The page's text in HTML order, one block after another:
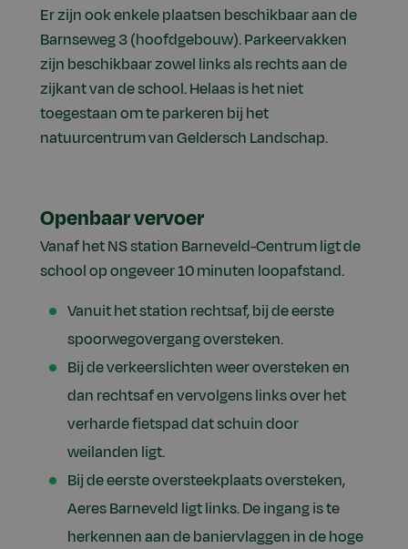
Er zijn ook enkele plaatsen beschikbaar aan de
Barnseweg 3 (hoofdgebouw). Parkeervakken
zijn beschikbaar zowel links als rechts aan de
zijkant van de school. Helaas is het niet
toegestaan om te parkeren bij het
natuurcentrum van Geldersch Landschap.
Openbaar vervoer
Vanaf het NS station Barneveld-Centrum ligt de
school op ongeveer 10 minuten loopafstand.
Vanuit het station rechtsaf, bij de eerste
spoorwegovergang oversteken.
Bij de verkeerslichten weer oversteken en
dan rechtsaf en vervolgens links over het
verharde fietspad dat schuin door
weilanden ligt.
Bij de eerste oversteekplaats oversteken,
Aeres Barneveld ligt links. De ingang is te
herkennen aan de baniervlaggen in de hoge